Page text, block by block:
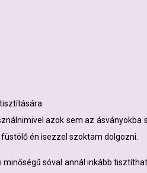
azok sem az
én isezzel szoktam dolgozni.
sóval annál inkább